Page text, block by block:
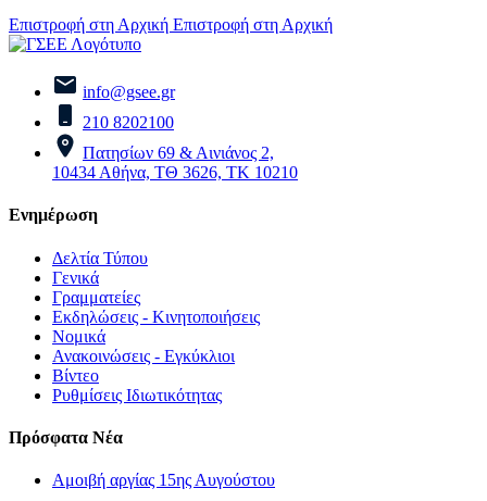
Επιστροφή στη Αρχική Επιστροφή στη Αρχική
info@gsee.gr
210 8202100
Πατησίων 69 & Αινιάνος 2,
10434 Αθήνα, ΤΘ 3626, ΤΚ 10210
Ενημέρωση
Δελτία Τύπου
Γενικά
Γραμματείες
Εκδηλώσεις - Κινητοποιήσεις
Νομικά
Ανακοινώσεις - Εγκύκλιοι
Βίντεο
Ρυθμίσεις Ιδιωτικότητας
Πρόσφατα Νέα
Αμοιβή αργίας 15ης Αυγούστου